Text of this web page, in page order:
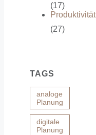
(17)
Produktivität
(27)
TAGS
analoge
Planung
digitale
Planung